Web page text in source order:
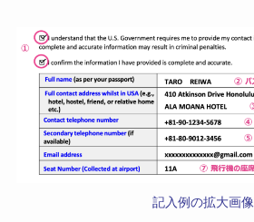
記入例の拡大画像